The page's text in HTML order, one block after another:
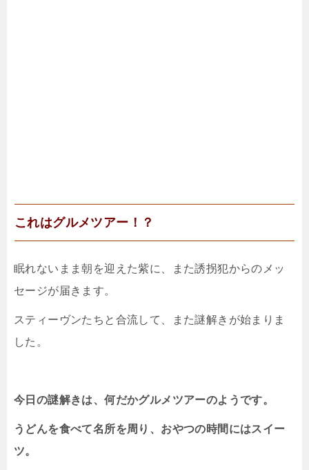
これはグルメツアー！？
眠れないまま朝を迎えた紫に、また誘拐犯からのメッ
セージが届きます。
スティーヴンたちと合流して、また謎解きが始まりま
した。
今日の謎解きは、何だかグルメツアーのようです。
うどんを食べて名所を周り、おやつの時間にはスイー
ツ。